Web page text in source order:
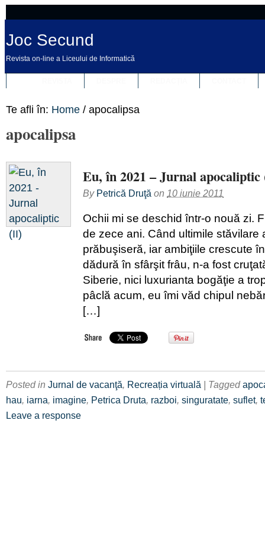
Joc Secund
Revista on-line a Liceului de Informatică
Te afli în: Home / apocalipsa
apocalipsa
Eu, în 2021 – Jurnal
By Petrică Druţă on 10 iunie 2011
Ochii mi se deschid într-o nouă zi.
de zece ani. Când ultimile stăvilare
prăbuşiseră, iar ambiţiile crescute
dădură în sfârşit frâu, n-a fost
Siberie, nici luxurianta bogăţie a
pâclă acum, eu îmi văd chipul
[…]
Posted in Jurnal de vacanţă, Recreația virtuală | Tagged
hau, iarna, imagine, Petrica Druta, razboi, singuratate, suflet,
Leave a response